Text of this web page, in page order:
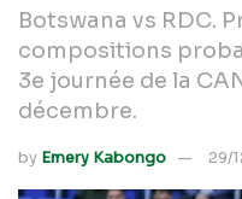
Botswana vs RDC.
compositions
3e journée de la
décembre.
by Emery Kabongo 29/